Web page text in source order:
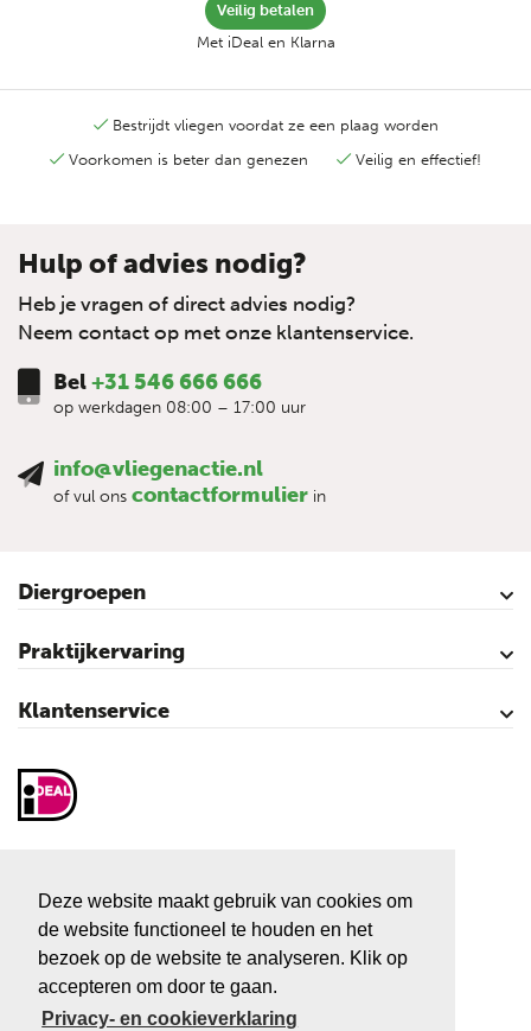
Deze website maakt gebruik van cookies om
de website functioneel te houden en het
bezoek op de website te analyseren. Klik op
accepteren om door te gaan.
Privacy- en cookieverklaring
Veilig betalen
Met iDeal en Klarna
Bestrijdt vliegen voordat ze een plaag worden
Voorkomen is beter dan genezen
Veilig en effectief!
Hulp of advies nodig?
Heb je vragen of direct advies nodig?
Neem contact op met onze klantenservice.
Bel+31 546 666 666
op werkdagen 08:00 – 17:00 uur
info@vliegenactie.nl
of vul ons contactformulier in
Diergroepen
Rundvee
Paarden
Schapen
Geiten
Varkens
Pluimvee
Praktijkervaring
Kalveren
Koeien
Varkens
Over vliegen…
Vliegenbestrijding – video’s
Klantenservice
Contact
Mijn account
Veilig winkelen
Algemene voorwaarden
Privacy- en cookieverklaring
Disclaimer
Sitemap
Sluiskolk 3
7681 KC Vroomshoop
Tel:+31 546 666 666
E-mail:info@vliegenactie.nl